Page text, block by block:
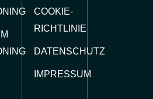
COOKIE-
RICHTLINIE
DATENSCHUTZ
IMPRESSUM